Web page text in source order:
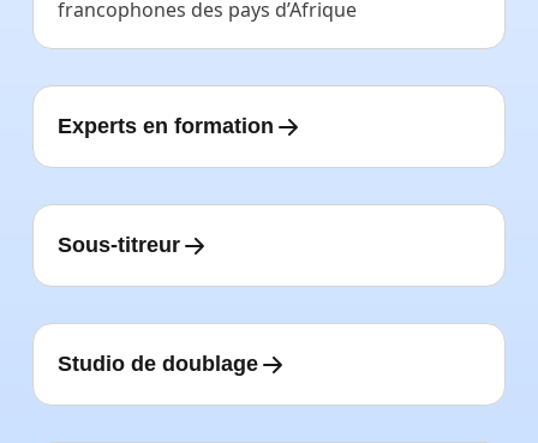
francophones des pays d’Afrique
Experts en formation
Sous-titreur
Studio de doublage